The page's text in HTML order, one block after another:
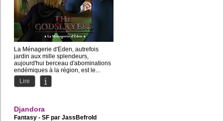
La Ménagerie d'Éden, autrefois
jardin aux mille splendeurs,
aujourd'hui berceau d'abominations
endémiques à la région, est le...
Lire
Djandora
Fantasy - SF par JassBefrold